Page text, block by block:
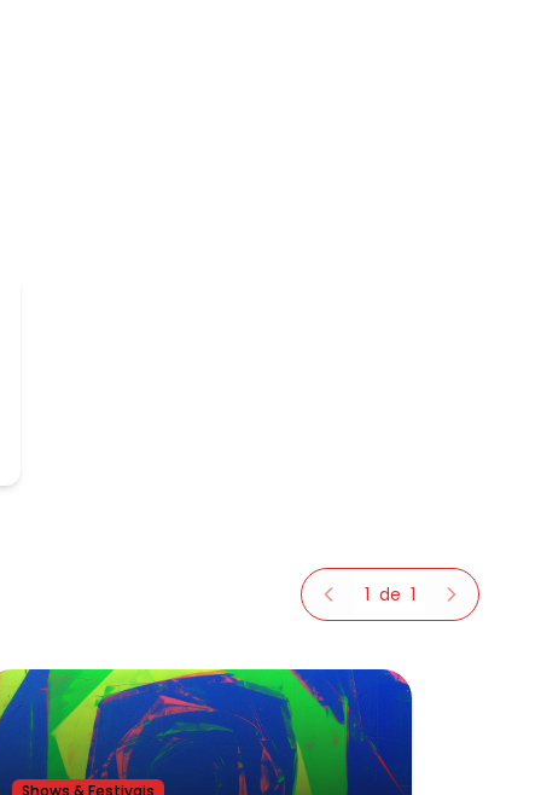
1 de 1
Shows & Festivais